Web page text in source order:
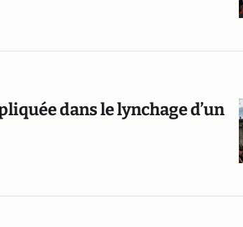
dans le lynchage d’un